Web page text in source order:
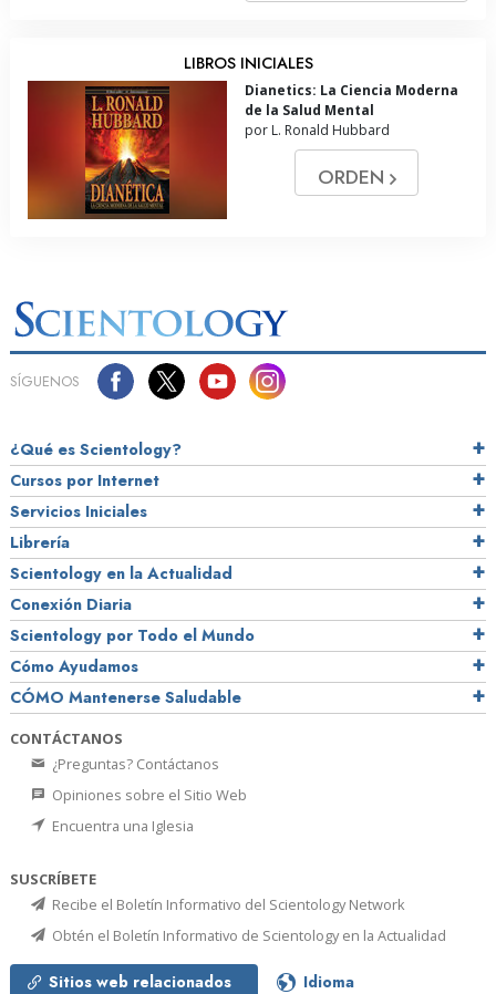
LIBROS INICIALES
Dianetics: La Ciencia Moderna
de la Salud Mental
por L. Ronald Hubbard
ORDEN
SÍGUENOS
¿Qué es Scientology?
Cursos por Internet
Servicios Iniciales
Librería
Scientology en la Actualidad
Conexión Diaria
Scientology por Todo el Mundo
Cómo Ayudamos
CÓMO Mantenerse Saludable
CONTÁCTANOS
¿Preguntas? Contáctanos
Opiniones sobre el Sitio Web
Encuentra una Iglesia
SUSCRÍBETE
Recibe el Boletín Informativo del Scientology Network
Obtén el Boletín Informativo de Scientology en la Actualidad
Sitios web relacionados Idioma